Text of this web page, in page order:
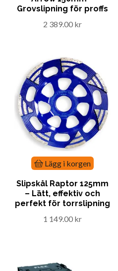
Grovslipning för proffs
2 389.00 kr
Lägg i korgen
Slipskål Raptor 125mm
– Lätt, effektiv och
perfekt för torrslipning
1 149.00 kr